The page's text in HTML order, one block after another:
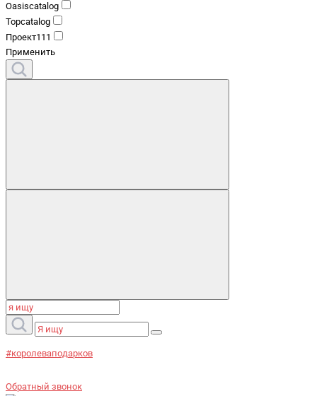
Oasiscatalog
Topcatalog
Проект111
Применить
#королеваподарков
Обратный звонок